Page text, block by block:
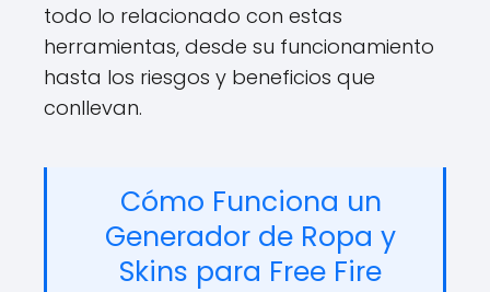
todo lo relacionado con estas
herramientas, desde su funcionamiento
hasta los riesgos y beneficios que
conllevan.
Cómo Funciona un
Generador de Ropa y
Skins para Free Fire